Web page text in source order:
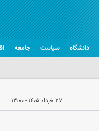
دانشگاه سیاست جامعه
۲۷ خرداد ۱۴۰۵ - ۱۳:۰۰